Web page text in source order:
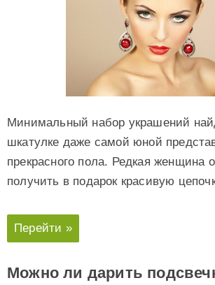
Минимальный набор украшений
шкатулке даже самой юной
прекрасного пола. Редкая женщина
получить в подарок красивую
Перейти »
Можно ли дарить